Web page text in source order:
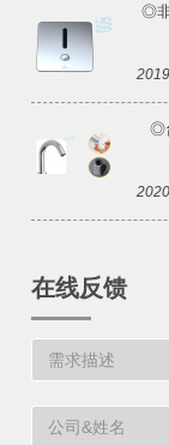
◎
◎
在线反馈